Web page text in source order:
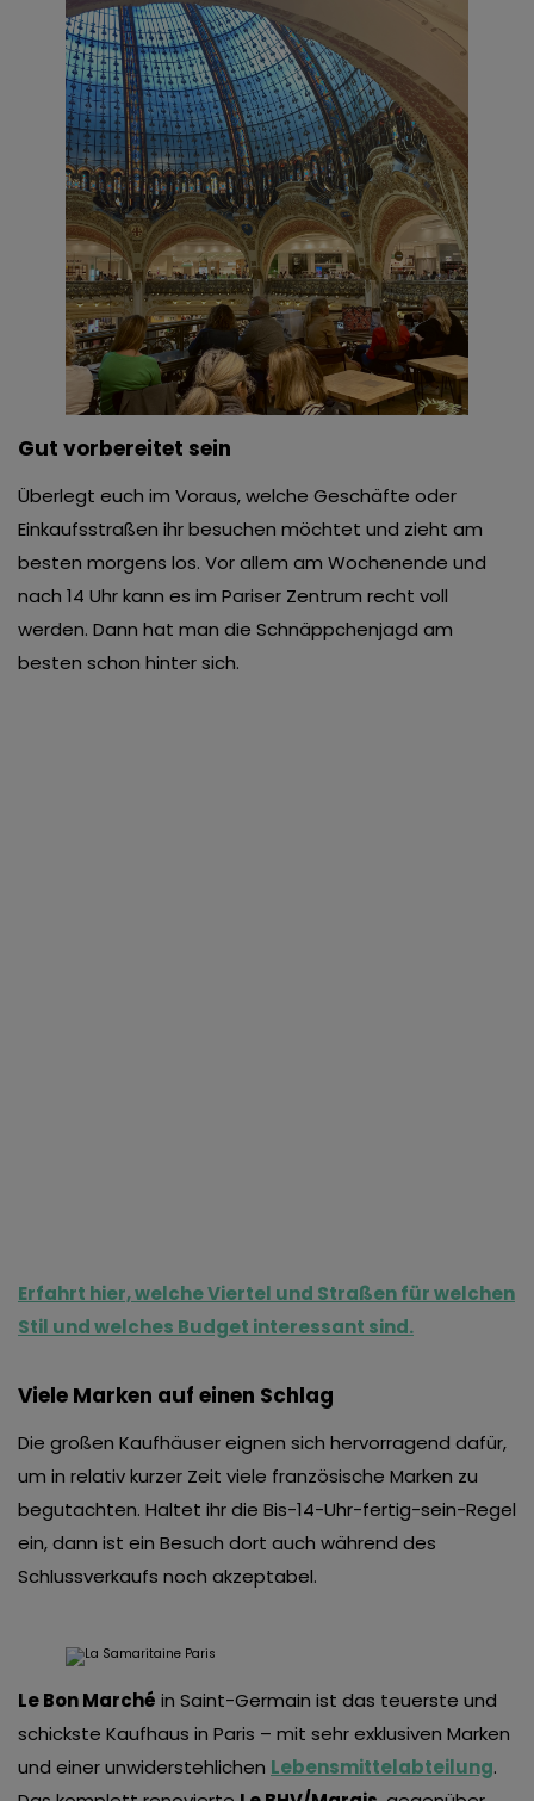
Gut vorbereitet sein
Überlegt euch im Voraus, welche Geschäfte oder
Einkaufsstraßen ihr besuchen möchtet und zieht am
besten morgens los. Vor allem am Wochenende und
nach 14 Uhr kann es im Pariser Zentrum recht voll
werden. Dann hat man die Schnäppchenjagd am
besten schon hinter sich.
Erfahrt hier, welche Viertel und Straßen für welchen
Stil und welches Budget interessant sind.
Viele Marken auf einen Schlag
Die großen Kaufhäuser eignen sich hervorragend dafür,
um in relativ kurzer Zeit viele französische Marken zu
begutachten. Haltet ihr die Bis-14-Uhr-fertig-sein-Regel
ein, dann ist ein Besuch dort auch während des
Schlussverkaufs noch akzeptabel.
Le Bon Marché in Saint-Germain ist das teuerste und
schickste Kaufhaus in Paris – mit sehr exklusiven Marken
und einer unwiderstehlichen Lebensmittelabteilung.